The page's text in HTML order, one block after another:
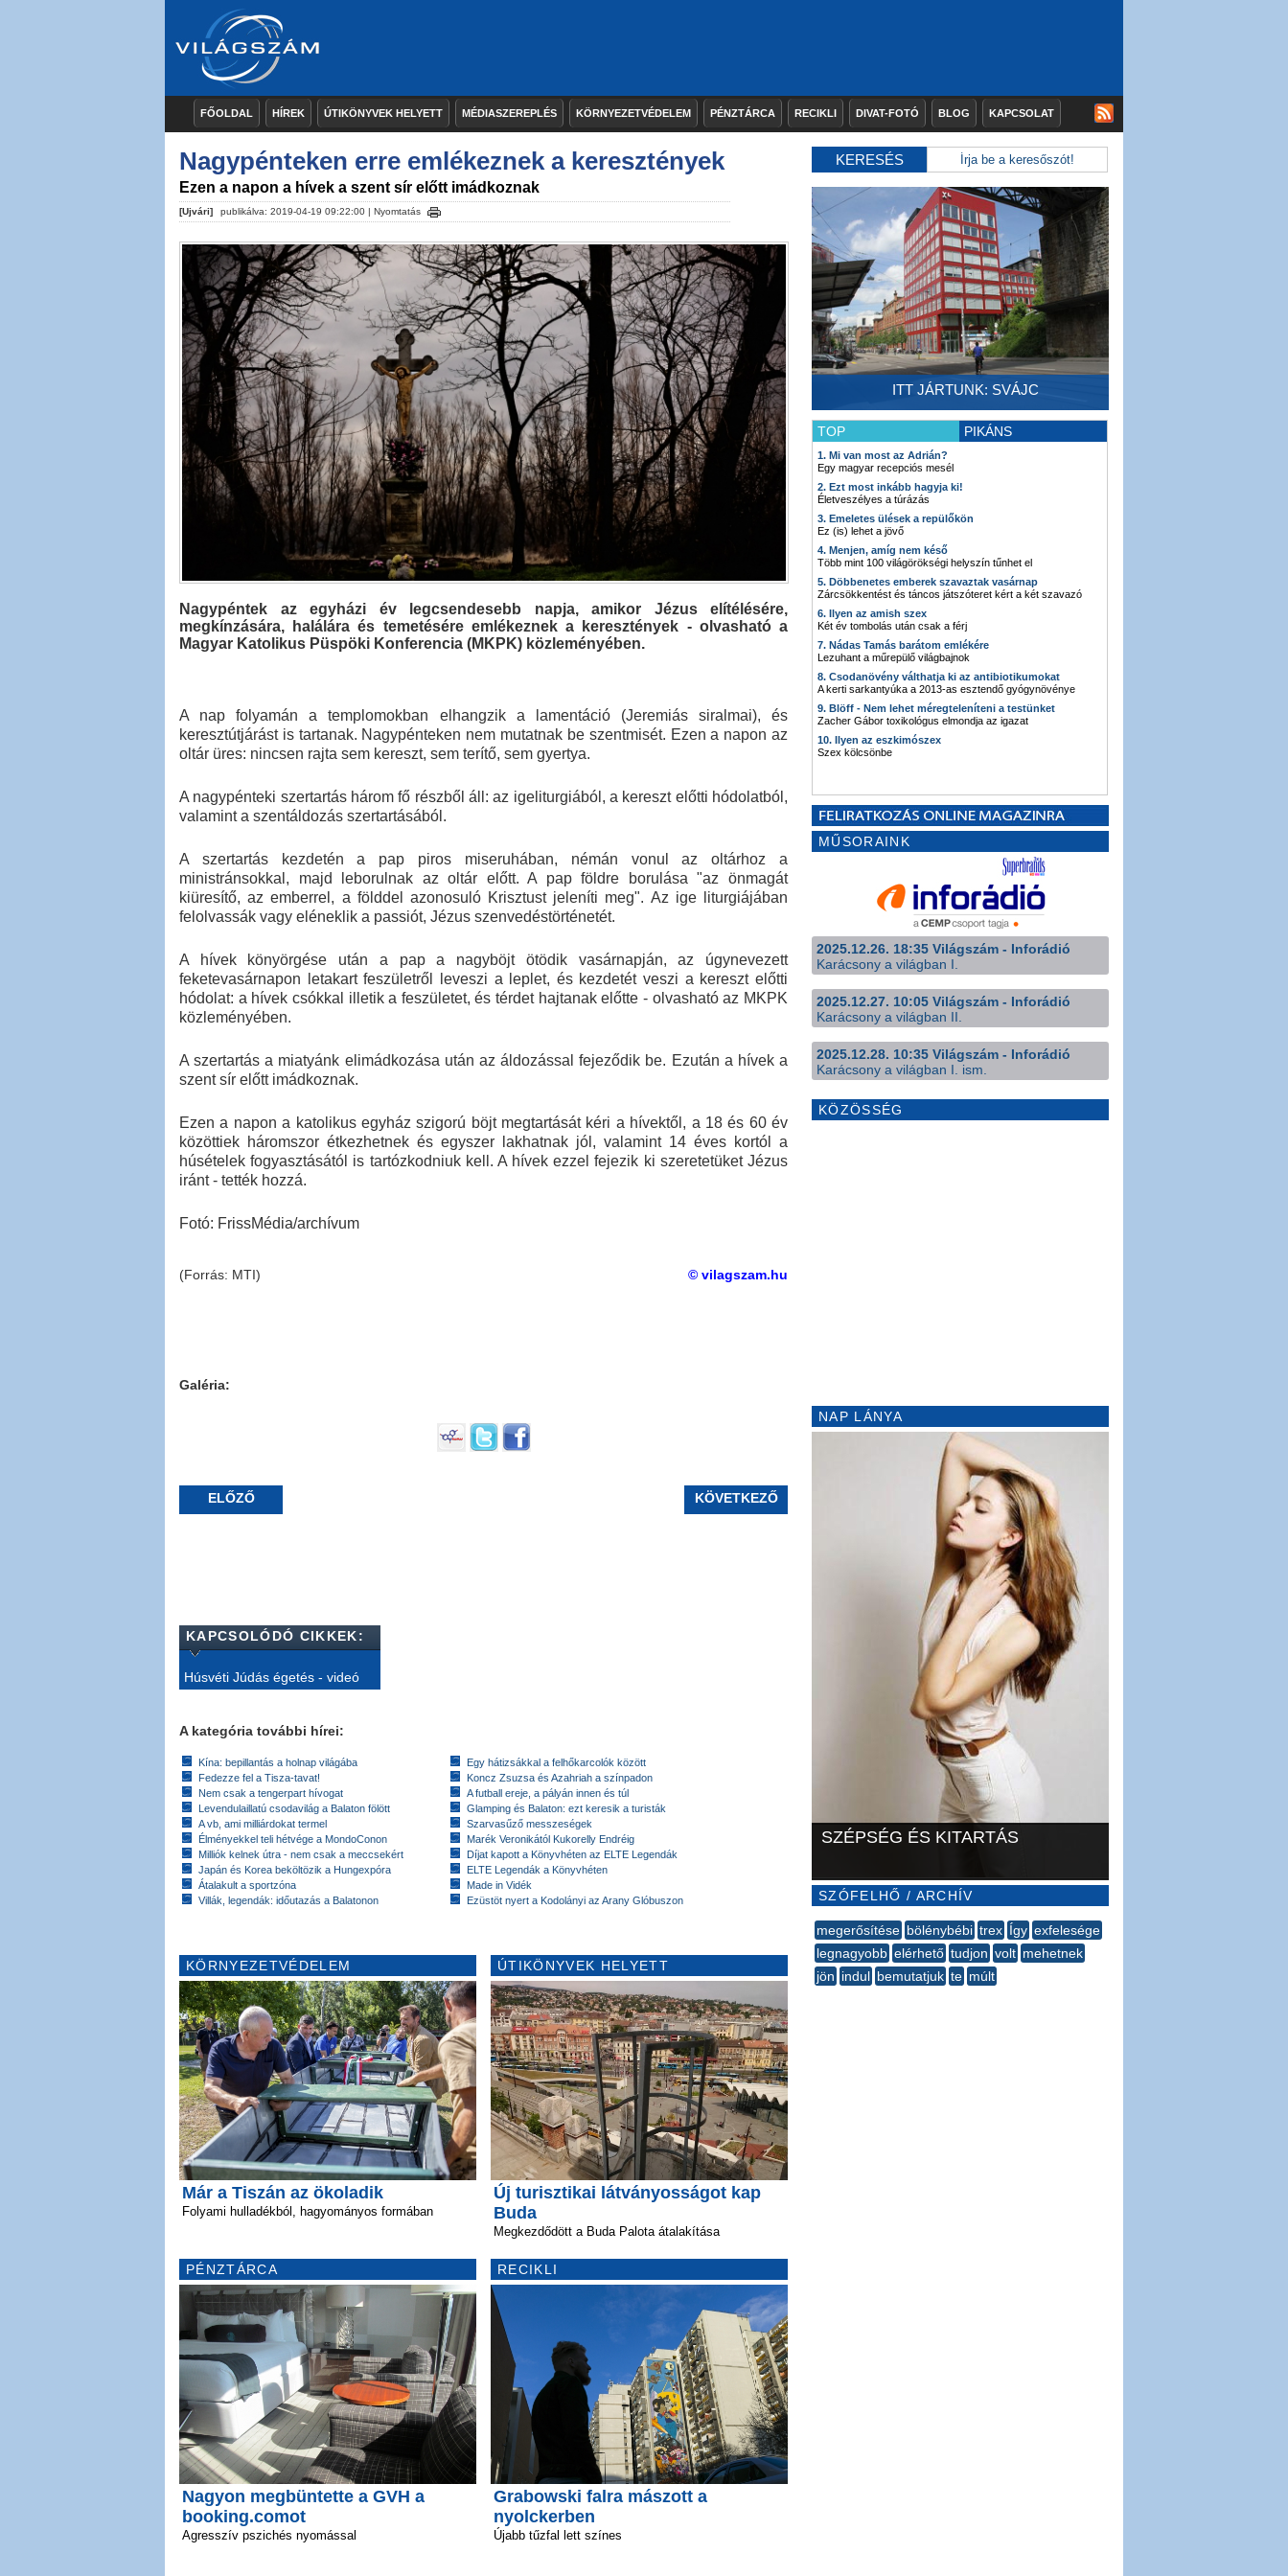
FŐOLDAL HÍREK ÚTIKÖNYVEK HELYETT MÉDIASZEREPLÉS KÖRNYEZETVÉDELEM PÉNZTÁRCA RECIKLI DIVAT-FOTÓ BLOG KAPCSOLAT
Nagypénteken erre emlékeznek a keresztények
Ezen a napon a hívek a szent sír előtt imádkoznak
[Ujvári] publikálva: 2019-04-19 09:22:00 | Nyomtatás
Nagypéntek az egyházi év legcsendesebb napja, amikor Jézus elítélésére,
megkínzására, halálára és temetésére emlékeznek a keresztények - olvasható a
Magyar Katolikus Püspöki Konferencia (MKPK) közleményében.
A nap folyamán a templomokban elhangzik a lamentáció (Jeremiás siralmai), és
keresztútjárást is tartanak. Nagypénteken nem mutatnak be szentmisét. Ezen a napon az
oltár üres: nincsen rajta sem kereszt, sem terítő, sem gyertya.
A nagypénteki szertartás három fő részből áll: az igeliturgiából, a kereszt előtti hódolatból,
valamint a szentáldozás szertartásából.
A szertartás kezdetén a pap piros miseruhában, némán vonul az oltárhoz a
ministránsokkal, majd leborulnak az oltár előtt. A pap földre borulása "az önmagát
kiüresítő, az emberrel, a földdel azonosuló Krisztust jeleníti meg". Az ige liturgiájában
felolvassák vagy eléneklik a passiót, Jézus szenvedéstörténetét.
A hívek könyörgése után a pap a nagyböjt ötödik vasárnapján, az úgynevezett
feketevasárnapon letakart feszületről leveszi a leplet, és kezdetét veszi a kereszt előtti
hódolat: a hívek csókkal illetik a feszületet, és térdet hajtanak előtte - olvasható az MKPK
közleményében.
A szertartás a miatyánk elimádkozása után az áldozással fejeződik be. Ezután a hívek a
szent sír előtt imádkoznak.
Ezen a napon a katolikus egyház szigorú böjt megtartását kéri a hívektől, a 18 és 60 év
közöttiek háromszor étkezhetnek és egyszer lakhatnak jól, valamint 14 éves kortól a
húsételek fogyasztásától is tartózkodniuk kell. A hívek ezzel fejezik ki szeretetüket Jézus
iránt - tették hozzá.
Fotó: FrissMédia/archívum
© vilagszam.hu
(Forrás: MTI)
Galéria:
ELŐZŐ KÖVETKEZŐ
KAPCSOLÓDÓ CIKKEK:
Húsvéti Júdás égetés - videó
A kategória további hírei:
Kína: bepillantás a holnap világába
Fedezze fel a Tisza-tavat!
Nem csak a tengerpart hívogat
Levendulaillatú csodavilág a Balaton fölött
A vb, ami milliárdokat termel
Élményekkel teli hétvége a MondoConon
Milliók kelnek útra - nem csak a meccsekért
Japán és Korea beköltözik a Hungexpóra
Átalakult a sportzóna
Villák, legendák: időutazás a Balatonon
Egy hátizsákkal a felhőkarcolók között
Koncz Zsuzsa és Azahriah a színpadon
A futball ereje, a pályán innen és túl
Glamping és Balaton: ezt keresik a turisták
Szarvasűző messzeségek
Marék Veronikától Kukorelly Endréig
Díjat kapott a Könyvhéten az ELTE Legendák
ELTE Legendák a Könyvhéten
Made in Vidék
Ezüstöt nyert a Kodolányi az Arany Glóbuszon
KÖRNYEZETVÉDELEM
Már a Tiszán az ökoladik
Folyami hulladékból, hagyományos formában
PÉNZTÁRCA
Nagyon megbüntette a GVH a
booking.comot
Agresszív pszichés nyomással
ÚTIKÖNYVEK HELYETT
Új turisztikai látványosságot kap
Buda
Megkezdődött a Buda Palota átalakítása
RECIKLI
Grabowski falra mászott a
nyolckerben
Újabb tűzfal lett színes
KERESÉS
ITT JÁRTUNK: SVÁJC
TOP PIKÁNS
1. Mi van most az Adrián?
Egy magyar recepciós mesél
2. Ezt most inkább hagyja ki!
Életveszélyes a túrázás
3. Emeletes ülések a repülőkön
Ez (is) lehet a jövő
4. Menjen, amíg nem késő
Több mint 100 világörökségi helyszín tűnhet el
5. Döbbenetes emberek szavaztak vasárnap
Zárcsökkentést és táncos játszóteret kért a két szavazó
6. Ilyen az amish szex
Két év tombolás után csak a férj
7. Nádas Tamás barátom emlékére
Lezuhant a műrepülő világbajnok
8. Csodanövény válthatja ki az antibiotikumokat
A kerti sarkantyúka a 2013-as esztendő gyógynövénye
9. Blöff - Nem lehet méregteleníteni a testünket
Zacher Gábor toxikológus elmondja az igazat
10. Ilyen az eszkimószex
Szex kölcsönbe
MŰSORAINK
2025.12.26. 18:35 Világszám - Inforádió
Karácsony a világban I.
2025.12.27. 10:05 Világszám - Inforádió
Karácsony a világban II.
2025.12.28. 10:35 Világszám - Inforádió
Karácsony a világban I. ism.
KÖZÖSSÉG
NAP LÁNYA
SZÉPSÉG ÉS KITARTÁS
SZÓFELHŐ / ARCHÍV
megerősítése bölénybébi trex Így exfelesége
legnagyobb elérhető tudjon volt mehetnek
jön indul bemutatjuk te múlt